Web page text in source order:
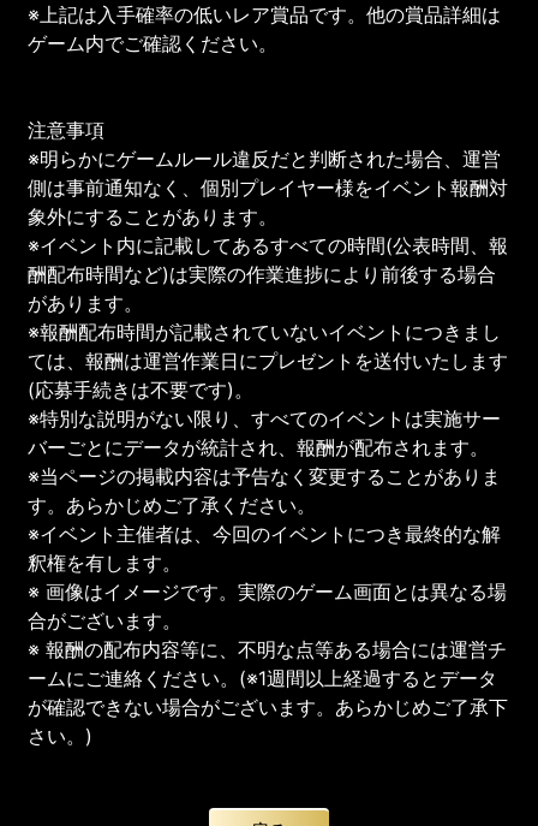
※上記は入手確率の低いレア賞品です。他の賞品詳細は
ゲーム内でご確認ください。
注意事項
※明らかにゲームルール違反だと判断された場合、運営
側は事前通知なく、個別プレイヤー様をイベント報酬対
象外にすることがあります。
※イベント内に記載してあるすべての時間(公表時間、報
酬配布時間など)は実際の作業進捗により前後する場合
があります。
※報酬配布時間が記載されていないイベントにつきまし
ては、報酬は運営作業日にプレゼントを送付いたします
(応募手続きは不要です)。
※特別な説明がない限り、すべてのイベントは実施サー
バーごとにデータが統計され、報酬が配布されます。
※当ページの掲載内容は予告なく変更することがありま
す。あらかじめご了承ください。
※イベント主催者は、今回のイベントにつき最終的な解
釈権を有します。
※ 画像はイメージです。実際のゲーム画面とは異なる場
合がございます。
※ 報酬の配布内容等に、不明な点等ある場合には運営チ
ームにご連絡ください。(※1週間以上経過するとデータ
が確認できない場合がございます。あらかじめご了承下
さい。)